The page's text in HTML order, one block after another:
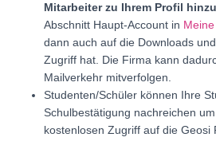
Mitarbeiter zu Ihrem Profil
Abschnitt Haupt-Account in
dann auch auf die Downloads
Zugriff hat. Die Firma kann
Mailverkehr mitverfolgen.
Studenten/Schüler können Ihre
Schulbestätigung nachreichen
kostenlosen Zugriff auf die Geosi